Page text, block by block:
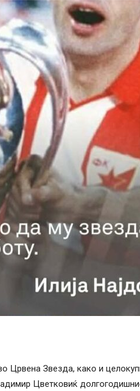
Црвена Звезда, како и
Цветковиќ